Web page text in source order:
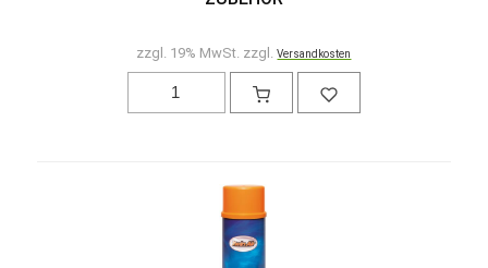
zzgl. 19% MwSt. zzgl.Versandkosten